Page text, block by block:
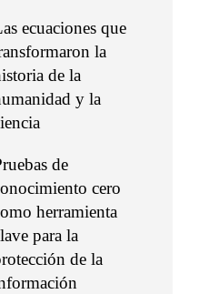
ecuaciones que
la
de la
y la
de
cero
herramienta
para la
de la